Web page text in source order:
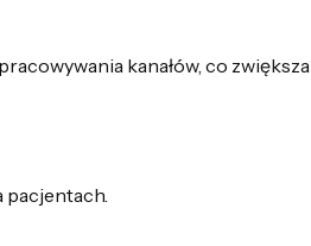
kanałów, co zwiększa
pacjentach.